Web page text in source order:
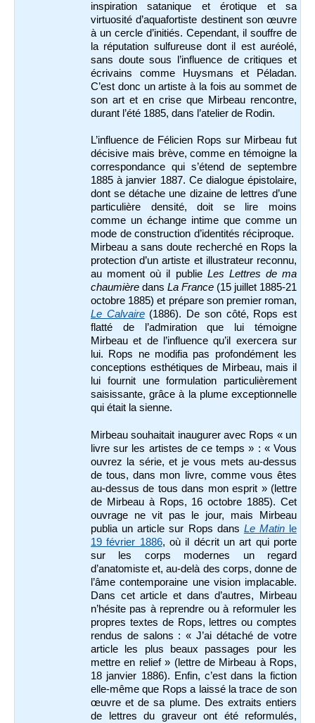
inspiration satanique et érotique et sa
virtuosité d’aquafortiste destinent son œuvre
à un cercle d’initiés. Cependant, il souffre de
la réputation sulfureuse dont il est auréolé,
sans doute sous l’influence de critiques et
écrivains comme Huysmans et Péladan.
C’est donc un artiste à la fois au sommet de
son art et en crise que Mirbeau rencontre,
durant l’été 1885, dans l’atelier de Rodin.
L’influence de Félicien Rops sur Mirbeau fut
décisive mais brève, comme en témoigne la
correspondance qui s’étend de septembre
1885 à janvier 1887. Ce dialogue épistolaire,
dont se détache une dizaine de lettres d’une
particulière densité, doit se lire moins
comme un échange intime que comme un
mode de construction d’identités réciproque.
Mirbeau a sans doute recherché en Rops la
protection d’un artiste et illustrateur reconnu,
au moment où il publie Les Lettres de ma
chaumière dans La France (15 juillet 1885-21
octobre 1885) et prépare son premier roman,
Le Calvaire (1886). De son côté, Rops est
flatté de l’admiration que lui témoigne
Mirbeau et de l’influence qu’il exercera sur
lui. Rops ne modifia pas profondément les
conceptions esthétiques de Mirbeau, mais il
lui fournit une formulation particulièrement
saisissante, grâce à la plume exceptionnelle
qui était la sienne.
Mirbeau souhaitait inaugurer avec Rops « un
livre sur les artistes de ce temps » : « Vous
ouvrez la série, et je vous mets au-dessus
de tous, dans mon livre, comme vous êtes
au-dessus de tous dans mon esprit » (lettre
de Mirbeau à Rops, 16 octobre 1885). Cet
ouvrage ne vit pas le jour, mais Mirbeau
publia un article sur Rops dans Le Matin le
19 février 1886, où il décrit un art qui porte
sur les corps modernes un regard
d’anatomiste et, au-delà des corps, donne de
l’âme contemporaine une vision implacable.
Dans cet article et dans d’autres, Mirbeau
n’hésite pas à reprendre ou à reformuler les
propres textes de Rops, lettres ou comptes
rendus de salons : « J’ai détaché de votre
article les plus beaux passages pour les
mettre en relief » (lettre de Mirbeau à Rops,
18 janvier 1886). Enfin, c’est dans la fiction
elle-même que Rops a laissé la trace de son
œuvre et de sa plume. Des extraits entiers
de lettres du graveur ont été reformulés,